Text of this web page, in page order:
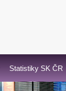
Statistiky SK ČR